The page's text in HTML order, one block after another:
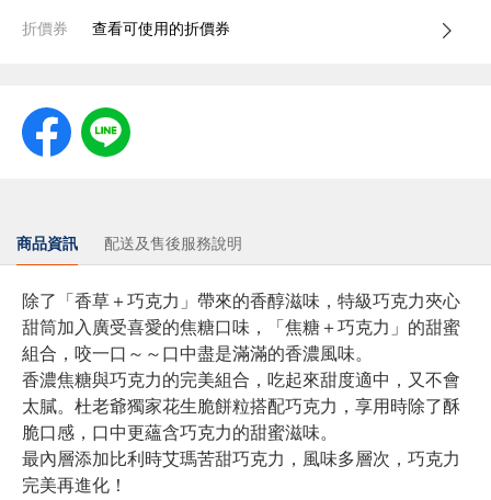
折價券 查看可使用的折價券
商品資訊 配送及售後服務說明
除了「香草＋巧克力」帶來的香醇滋味，特級巧克力夾心
甜筒加入廣受喜愛的焦糖口味，「焦糖＋巧克力」的甜蜜
組合，咬一口～～口中盡是滿滿的香濃風味。
香濃焦糖與巧克力的完美組合，吃起來甜度適中，又不會
太膩。杜老爺獨家花生脆餅粒搭配巧克力，享用時除了酥
脆口感，口中更蘊含巧克力的甜蜜滋味。
最內層添加比利時艾瑪苦甜巧克力，風味多層次，巧克力
完美再進化！